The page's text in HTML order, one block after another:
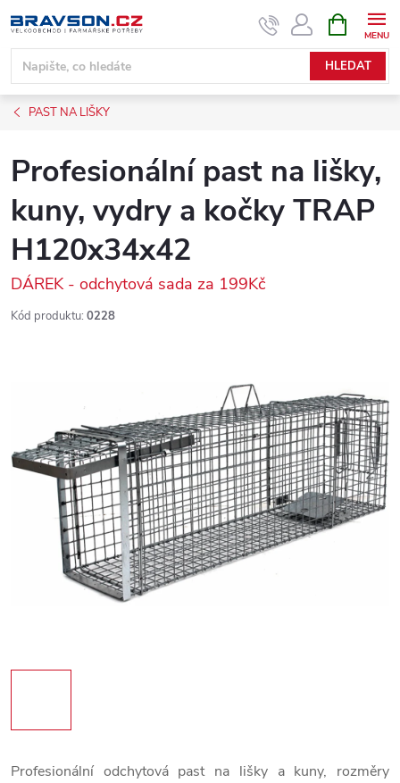
na
obsah
HLEDAT
NÁKUPNÍ
KOŠÍK
PAST NA LIŠKY
Profesionální past na lišky,
kuny, vydry a kočky TRAP
H120x34x42
DÁREK - odchytová sada za 199Kč
Kód produktu: 0228
Profesionální odchytová past na lišky a kuny, rozměry